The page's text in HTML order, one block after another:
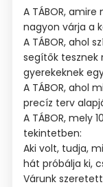
A TÁBOR,
nagyon várja a
A TÁBOR, ahol
segítők tesznek
gyerekeknek
A TÁBOR, ahol
precíz terv
A TÁBOR, mely
tekintetben:
Aki volt, tudja,
hát próbálja ki,
Várunk